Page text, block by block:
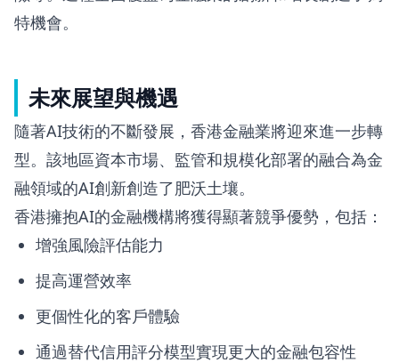
特機會。
未來展望與機遇
隨著AI技術的不斷發展，香港金融業將迎來進一步轉
型。該地區資本市場、監管和規模化部署的融合為金
融領域的AI創新創造了肥沃土壤。
香港擁抱AI的金融機構將獲得顯著競爭優勢，包括：
增強風險評估能力
提高運營效率
更個性化的客戶體驗
通過替代信用評分模型實現更大的金融包容性